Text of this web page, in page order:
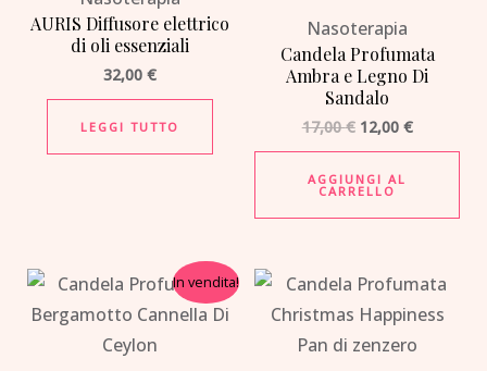
AURIS Diffusore elettrico
di oli essenziali
32,00 €
LEGGI TUTTO
Nasoterapia
Candela Profumata
Ambra e Legno Di
Sandalo
17,00€ 12,00 €
AGGIUNGI AL
CARRELLO
In vendita!
Il
prezzo
originale
era:
17,00 €.
Il
prezzo
attuale